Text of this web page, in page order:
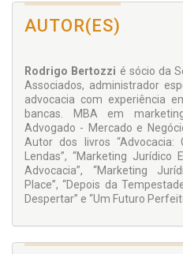
AUTOR(ES)
Rodrigo Bertozzi é sócio da
Associados, administrador
advocacia com experiência
bancas. MBA em
Advogado - Mercado e
Autor dos livros “Advocacia:
Lendas”, “Marketing Jurídico
Advocacia”, “Marketing
Place”, “Depois da
Despertar” e “Um Futuro